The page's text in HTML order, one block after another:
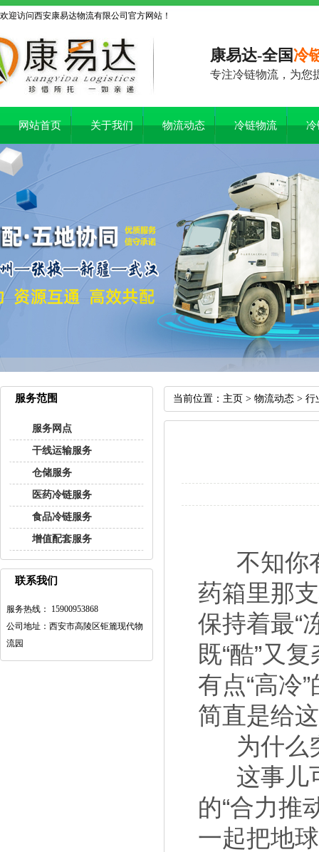
欢迎访问西安康易达物流有限公司官方网站！
康易达-全国冷
专注冷链物流，为您
网站首页 关于我们 物流动态 冷链物流 冷
服务范围
服务网点
干线运输服务
仓储服务
医药冷链服务
食品冷链服务
增值配套服务
联系我们
服务热线： 15900953868
公司地址：西安市高陵区钜簏现代物
流园
当前位置： 主页 > 物流动态 > 行
不知你
药箱里那
保持着最“
既“酷”又
有点“高冷
简直是给
为什么
这事儿
的“合力推
一起把地